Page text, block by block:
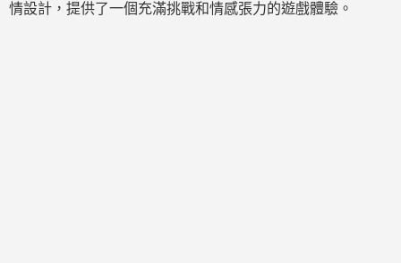
情設計，提供了一個充滿挑戰和情感張力的遊戲體驗。